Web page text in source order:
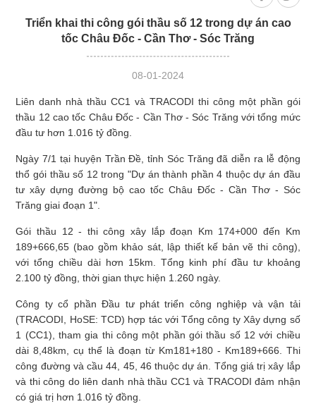
Triển khai thi công gói thầu số 12 trong dự án cao
tốc Châu Đốc - Cần Thơ - Sóc Trăng
08-01-2024
Liên danh nhà thầu CC1 và TRACODI thi công một phần gói
thầu 12 cao tốc Châu Đốc - Cần Thơ - Sóc Trăng với tổng mức
đầu tư hơn 1.016 tỷ đồng.
Ngày 7/1 tại huyện Trần Đề, tỉnh Sóc Trăng đã diễn ra lễ động
thổ gói thầu số 12 trong "Dự án thành phần 4 thuộc dự án đầu
tư xây dựng đường bộ cao tốc Châu Đốc - Cần Thơ - Sóc
Trăng giai đoạn 1".
Gói thầu 12 - thi công xây lắp đoạn Km 174+000 đến Km
189+666,65 (bao gồm khảo sát, lập thiết kế bản vẽ thi công),
với tổng chiều dài hơn 15km. Tổng kinh phí đầu tư khoảng
2.100 tỷ đồng, thời gian thực hiện 1.260 ngày.
Công ty cổ phần Đầu tư phát triển công nghiệp và vận tải
(TRACODI, HoSE: TCD) hợp tác với Tổng công ty Xây dựng số
1 (CC1), tham gia thi công một phần gói thầu số 12 với chiều
dài 8,48km, cụ thể là đoạn từ Km181+180 - Km189+666. Thi
công đường và cầu 44, 45, 46 thuộc dự án. Tổng giá trị xây lắp
và thi công do liên danh nhà thầu CC1 và TRACODI đảm nhận
có giá trị hơn 1.016 tỷ đồng.